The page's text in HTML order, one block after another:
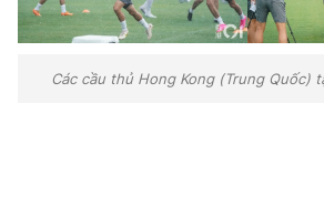
Các cầu thủ Hong Kong (Trung Quốc)